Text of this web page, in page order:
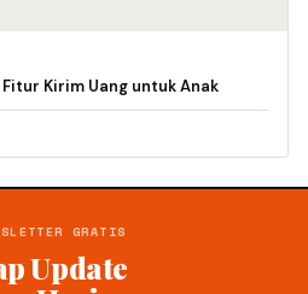
Kirim Uang untuk Anak
GRATIS
Update